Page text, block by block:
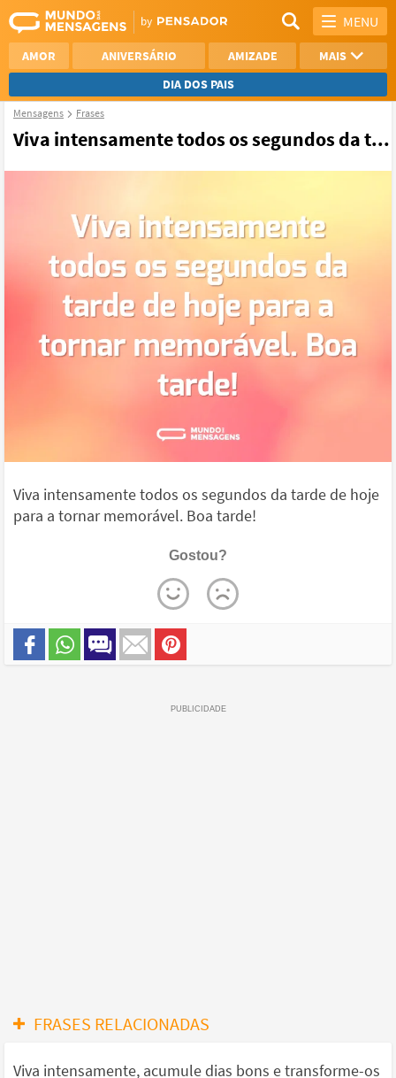
MENU
AMOR ANIVERSÁRIO AMIZADE
MAIS
DIA DOS PAIS
AGRADECIMENTO
Mensagens Frases
Viva intensamente todos os segundos da t...
Viva intensamente todos os segundos da tarde de hoje
para a tornar memorável. Boa tarde!
Gostou?
FRASES RELACIONADAS
Viva intensamente, acumule dias bons e transforme-os